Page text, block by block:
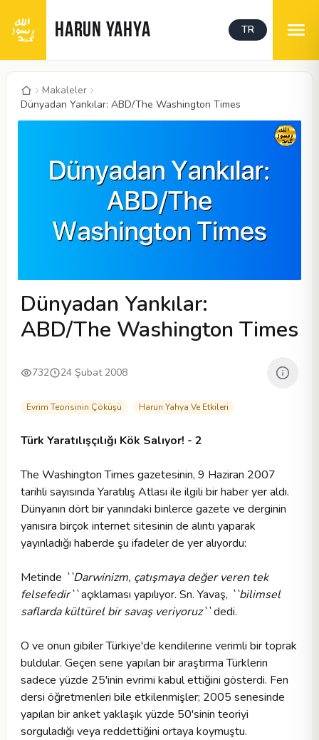
HARUN YAHYA TR
Makaleler
Dünyadan Yankılar: ABD/The Washington Times
Dünyadan Yankılar:
ABD/The Washington Times
732 24 Şubat 2008
Evrim Teorisinin Çöküşü Harun Yahya Ve Etkileri
Türk Yaratılışçılığı Kök Salıyor! - 2
The Washington Times gazetesinin, 9 Haziran 2007
tarihli sayısında Yaratılış Atlası ile ilgili bir haber yer aldı.
Dünyanın dört bir yanındaki binlerce gazete ve derginin
yanısıra birçok internet sitesinin de alıntı yaparak
yayınladığı haberde şu ifadeler de yer alıyordu:
Metinde ``Darwinizm, çatışmaya değer veren tek
felsefedir``açıklaması yapılıyor. Sn. Yavaş, ``bilimsel
saflarda kültürel bir savaş veriyoruz``dedi.
O ve onun gibiler Türkiye'de kendilerine verimli bir toprak
buldular. Geçen sene yapılan bir araştırma Türklerin
sadece yüzde 25'inin evrimi kabul ettiğini gösterdi. Fen
dersi öğretmenleri bile etkilenmişler; 2005 senesinde
yapılan bir anket yaklaşık yüzde 50'sinin teoriyi
sorguladığı veya reddettiğini ortaya koymuştu.